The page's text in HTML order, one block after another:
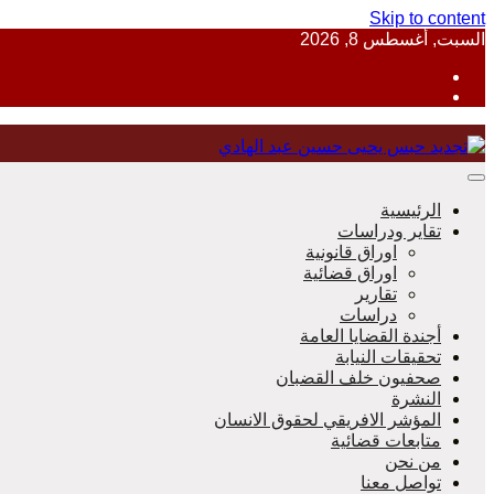
Skip to content
السبت, أغسطس 8, 2026
منظمة حقوقية مصرية تدافع عن حقوق الانسان
الرئيسية
تقاير ودراسات
اوراق قانونية
اوراق قضائية
تقارير
دراسات
أجندة القضايا العامة
تحقيقات النيابة
صحفيون خلف القضبان
النشرة
المؤشر الافريقي لحقوق الانسان
متابعات قضائية
من نحن
تواصل معنا